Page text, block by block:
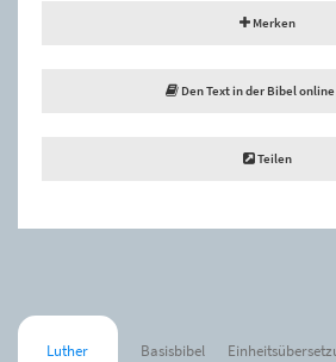
Merken
Den Text in der Bibel
Teilen
Luther Basisbibel